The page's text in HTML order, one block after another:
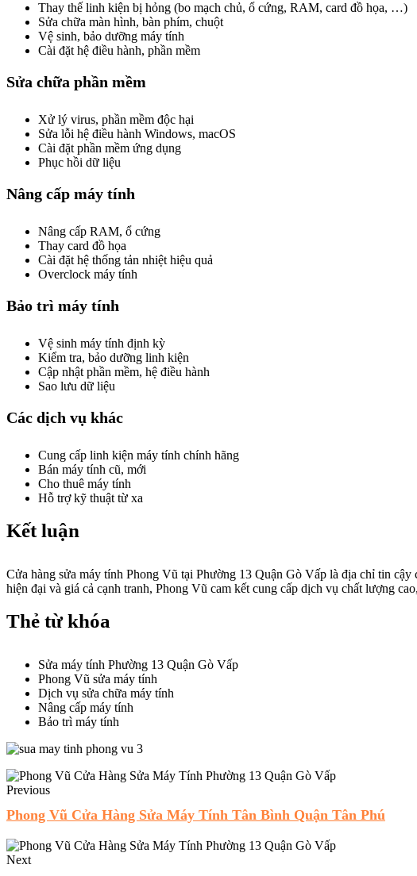
Thay thế linh kiện bị hỏng (bo mạch chủ, ổ cứng, RAM, card đồ họa, …)
Sửa chữa màn hình, bàn phím, chuột
Vệ sinh, bảo dưỡng máy tính
Cài đặt hệ điều hành, phần mềm
Sửa chữa phần mềm
Xử lý virus, phần mềm độc hại
Sửa lỗi hệ điều hành Windows, macOS
Cài đặt phần mềm ứng dụng
Phục hồi dữ liệu
Nâng cấp máy tính
Nâng cấp RAM, ổ cứng
Thay card đồ họa
Cài đặt hệ thống tản nhiệt hiệu quả
Overclock máy tính
Bảo trì máy tính
Vệ sinh máy tính định kỳ
Kiểm tra, bảo dưỡng linh kiện
Cập nhật phần mềm, hệ điều hành
Sao lưu dữ liệu
Các dịch vụ khác
Cung cấp linh kiện máy tính chính hãng
Bán máy tính cũ, mới
Cho thuê máy tính
Hỗ trợ kỹ thuật từ xa
Kết luận
Cửa hàng sửa máy tính Phong Vũ tại Phường 13 Quận Gò Vấp là địa chỉ tin
hiện đại và giá cả cạnh tranh, Phong Vũ cam kết cung cấp dịch vụ chất lượng
Thẻ từ khóa
Sửa máy tính Phường 13 Quận Gò Vấp
Phong Vũ sửa máy tính
Dịch vụ sửa chữa máy tính
Nâng cấp máy tính
Bảo trì máy tính
Previous
Phong Vũ Cửa Hàng Sửa Máy Tính Tân Bình Quận Tân Phú
Next